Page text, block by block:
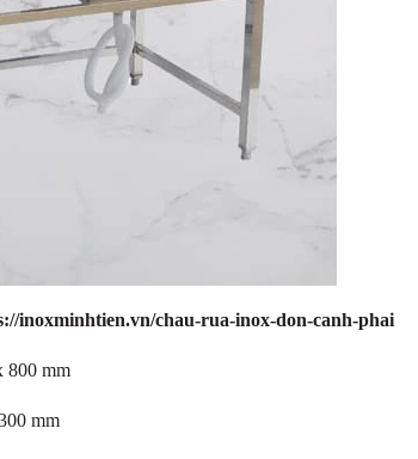
inoxminhtien.vn/chau-rua-inox-don-canh-phai
800 mm
mm